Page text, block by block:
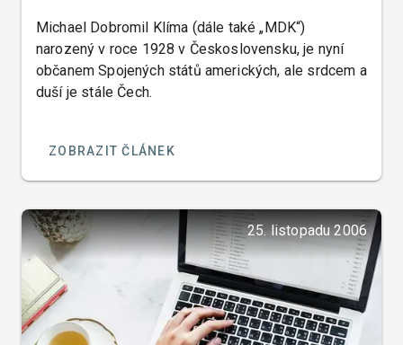
Michael Dobromil Klíma (dále také „MDK“)
narozený v roce 1928 v Československu, je nyní
občanem Spojených států amerických, ale srdcem a
duší je stále Čech.
ZOBRAZIT ČLÁNEK
25. listopadu 2006